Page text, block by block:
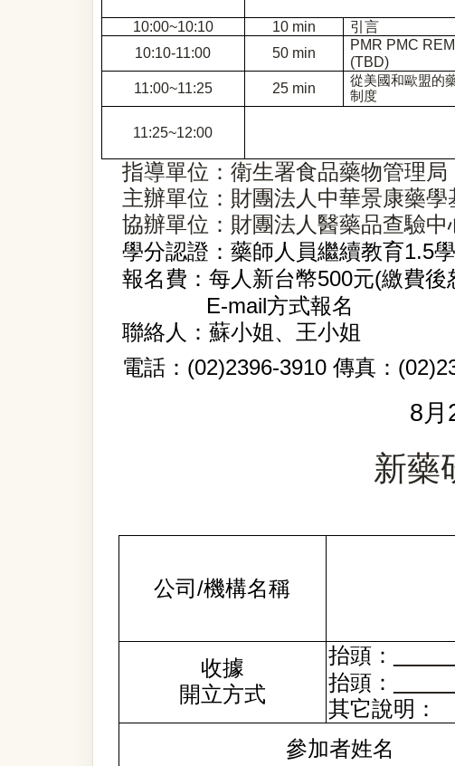
10:00~10:10
10 min 引言
10:10-11:00 50 min
PMR PMC
(TBD)
11:00~11:25
25 min
從美國和歐盟的
制度
11:25~12:00
指導單位：衛生署食品藥物管理局
主辦單位：財團法人中華景康藥學
協辦單位：財團法人醫藥品查驗中
學分認證：藥師人員繼續教育1.5
報名費：每人新台幣500元(繳費後
E-mail方式報名
聯絡 人：蘇小姐、王小姐
電話： (02)2396-3910 傳真：
8月
新藥
公司/機構名稱
收據
開立方式
抬頭：
抬頭：
其它說明：
參加者姓名